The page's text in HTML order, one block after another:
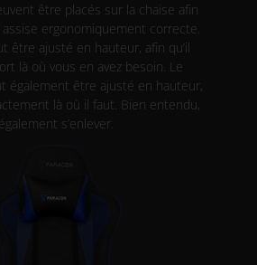
être placés sur la chaise afin
ergonomiquement correcte.
être ajusté en hauteur, afin qu’il
là où vous en avez besoin. Le
également être ajusté en hauteur,
là où il faut. Bien entendu,
s’enlever.